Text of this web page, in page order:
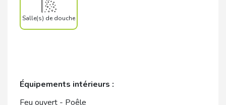
Salle(s) de douche
Équipements intérieurs :
Feu ouvert - Poêle